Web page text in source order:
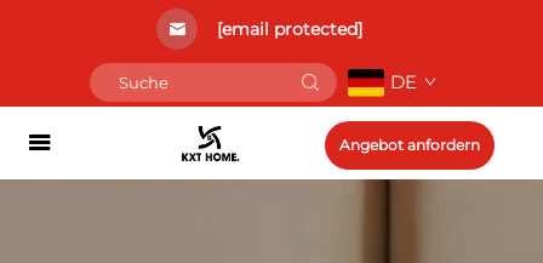
[email protected]
DE
Angebot anfordern